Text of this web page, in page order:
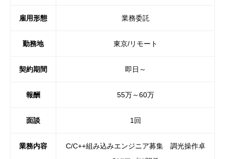
雇用形態 業務委託
勤務地 東京/リモート
契約期間 即日～
報酬 55万～60万
面談 1回
業務内容
C/C++組み込みエンジニア募集 調光操作卓